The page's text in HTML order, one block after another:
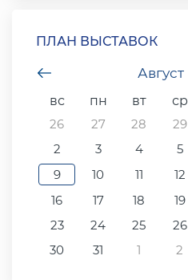
ПЛАН ВЫСТАВОК
Август
вс
пн вт ср
26
27 28 29
2
3 4 5
9
10 11 12
16
17 18 19
23
24 25 26
30
31 1 2